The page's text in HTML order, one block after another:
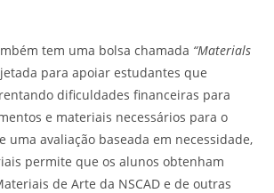
tem uma bolsa chamada “Materials
para apoiar estudantes que
dificuldades financeiras para
e materiais necessários para o
uma avaliação baseada em necessidade,
permite que os alunos obtenham
de Arte da NSCAD e de outras